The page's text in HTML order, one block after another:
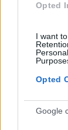
Opted
I want
Opted
Google
Cultura